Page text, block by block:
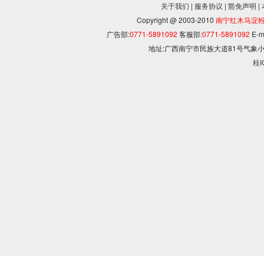
关于我们 | 服务协议 | 豁免声明 |
Copyright @ 2003-2010 南宁红木马淀
广告部:0771-5891092 客服部:0771-5891092 E-
地址:广西南宁市民族大道81号气象
桂